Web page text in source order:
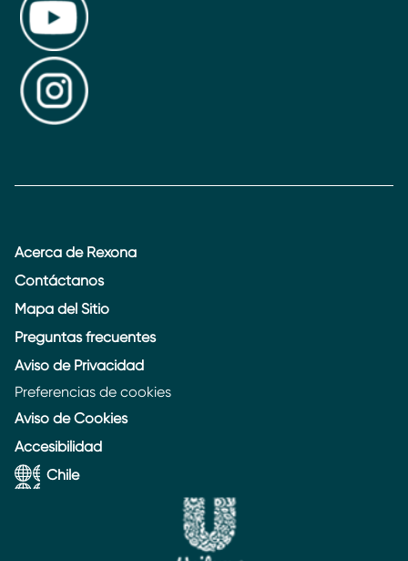
Acerca de Rexona
Contáctanos
Mapa del Sitio
Preguntas frecuentes
Aviso de Privacidad
Preferencias de cookies
Aviso de Cookies
Accesibilidad
Chile